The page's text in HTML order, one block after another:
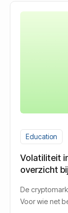
Education
Volatiliteit
overzicht
De
Voor wie net